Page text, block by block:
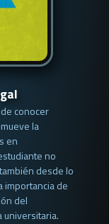
conocer
la
en
no
desde lo
importancia de
del
universitaria.